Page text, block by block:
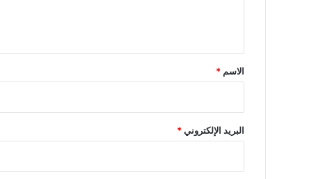
*
الاسم *
البريد الإلكتروني*